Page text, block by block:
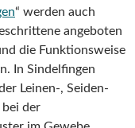
“ werden auch
angeboten
die Funktionsweise
In Sindelfingen
Leinen-, Seiden-
bei der